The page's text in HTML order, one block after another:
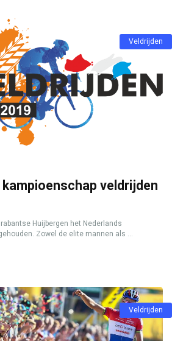
Veldrijden
veldrijden
Huijbergen het Nederlands
Zowel de elite mannen als ...
Veldrijden